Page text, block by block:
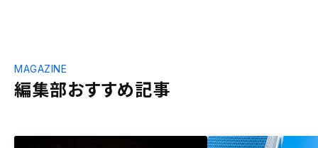
編集部おすすめ記事
MAGAZINE